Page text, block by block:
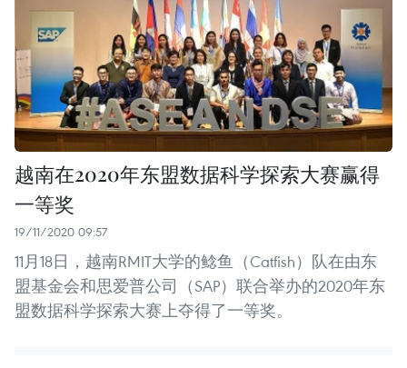
越南在2020年东盟数据科学探索大赛赢得
一等奖
19/11/2020 09:57
11月18日，越南RMIT大学的鲶鱼（Catfish）队在由东
盟基金会和思爱普公司（SAP）联合举办的2020年东
盟数据科学探索大赛上夺得了一等奖。